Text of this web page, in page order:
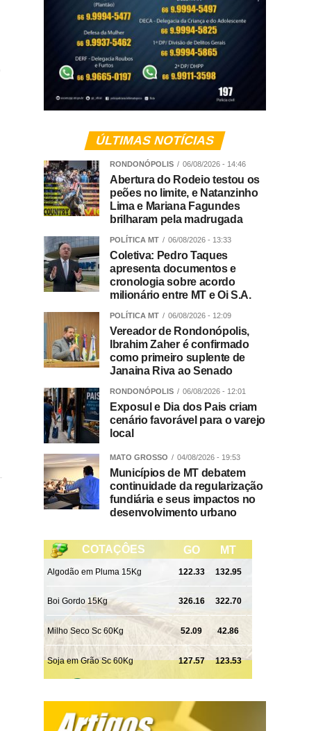
ÚLTIMAS NOTÍCIAS
RONDONÓPOLIS 06/08/2026 - 14:46
Abertura do Rodeio testou os
peões no limite, e Natanzinho
Lima e Mariana Fagundes
brilharam pela madrugada
POLÍTICA MT 06/08/2026 - 13:33
Coletiva: Pedro Taques
apresenta documentos e
cronologia sobre acordo
milionário entre MT e Oi S.A.
POLÍTICA MT 06/08/2026 - 12:09
Vereador de Rondonópolis,
Ibrahim Zaher é confirmado
como primeiro suplente de
Janaina Riva ao Senado
RONDONÓPOLIS 06/08/2026 - 12:01
Exposul e Dia dos Pais criam
cenário favorável para o varejo
local
MATO GROSSO 04/08/2026 - 19:53
Municípios de MT debatem
continuidade da regularização
fundiária e seus impactos no
desenvolvimento urbano